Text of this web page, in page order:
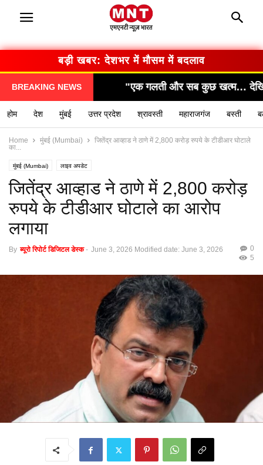
बड़ी खबर: सरकार का बड़ा फैसला
BREAKING NEWS
और सब कुछ खत्म… देखिए कैसे हुआ हादसा!" "सामने
होम देश मुंबई उत्तर प्रदेश श्रावस्ती महाराजगंज बस्ती
Home मुंबई (Mumbai)
जितेंद्र आव्हाड ने ठाणे में 2,800 करोड़ रुपये के टीडीआर घोटाले
का...
मुंबई (Mumbai) लाइव अपडेट
जितेंद्र आव्हाड ने ठाणे में 2,800 करोड़
रुपये के टीडीआर घोटाले का आरोप
लगाया
By ब्यूरो रिपोर्ट डिजिटल डेस्क - June 3, 2026 Modified date: June 3, 2026
0
5